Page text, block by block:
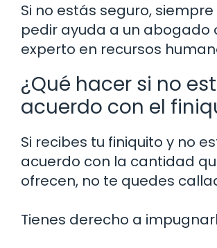
Si no estás seguro,
pedir ayuda a un abogado
experto en recursos
¿Qué hacer si no
acuerdo con el
Si recibes tu finiquito y no
acuerdo con la cantidad
ofrecen, no te quedes
Tienes derecho a